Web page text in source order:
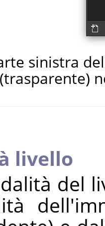
sinistra
livello
del